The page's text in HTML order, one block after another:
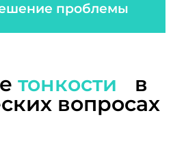
проблемы
тонкости в
вопросах